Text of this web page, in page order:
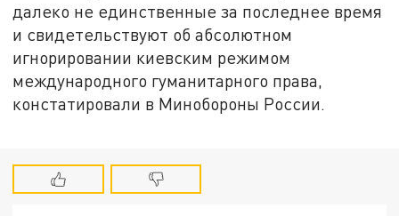
далеко не единственные за последнее время
и свидетельствуют об абсолютном
игнорировании киевским режимом
международного гуманитарного права,
констатировали в Минобороны России.